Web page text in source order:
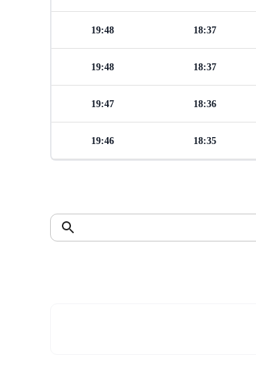
18:37
19:48
18:37
19:48
18:36
19:47
18:35
19:46